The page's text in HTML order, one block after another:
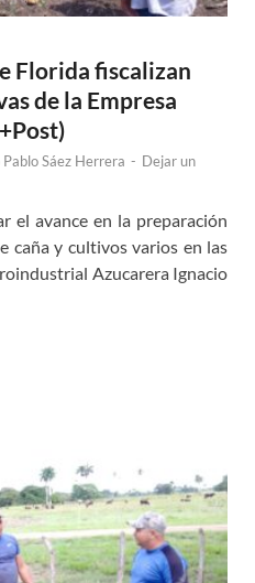
Florida fiscalizan
de la Empresa
Pablo Sáez Herrera - Dejar un
el avance en la preparación
caña y cultivos varios en las
Azucarera Ignacio